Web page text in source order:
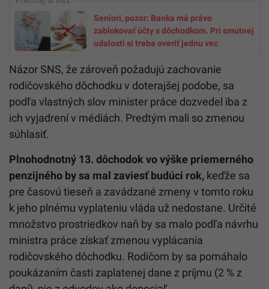
Seniori, pozor: Banka má právo
zablokovať účty s dôchodkom. Pri smutnej
udalosti si treba overiť jednu vec
Názor SNS, že zároveň požadujú zachovanie
rodičovského dôchodku v doterajšej podobe, sa
podľa vlastných slov minister práce dozvedel iba z
ich vyjadrení v médiách. Predtým mali so zmenou
súhlasiť.
Plnohodnotný 13. dôchodok vo výške priemerného
penzijného by sa mal zaviesť budúci rok, keďže sa
pre časovú tieseň a zavádzané zmeny v tomto roku
k jeho plnému vyplateniu vláda už nedostane. Určité
množstvo prostriedkov naň by sa malo podľa návrhu
ministra práce získať zmenou vyplácania
rodičovského dôchodku. Rodičom by sa pomáhalo
poukázaním časti zaplatenej dane z príjmu (2 % z